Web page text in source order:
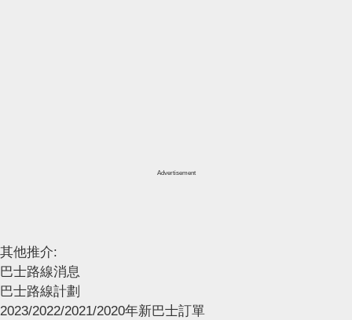
Advertisement
其他推介:
巴士路線消息
巴士路線計劃
2023/2022/2021/2020年新巴士訂單